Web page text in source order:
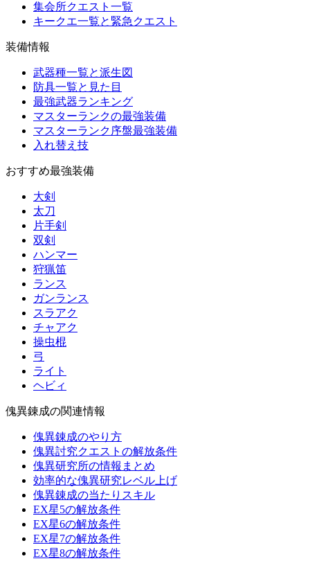
集会所クエスト一覧
キークエ一覧と緊急クエスト
装備情報
武器種一覧と派生図
防具一覧と見た目
最強武器ランキング
マスターランクの最強装備
マスターランク序盤最強装備
入れ替え技
おすすめ最強装備
大剣
太刀
片手剣
双剣
ハンマー
狩猟笛
ランス
ガンランス
スラアク
チャアク
操虫棍
弓
ライト
ヘビィ
傀異錬成の関連情報
傀異錬成のやり方
傀異討究クエストの解放条件
傀異研究所の情報まとめ
効率的な傀異研究レベル上げ
傀異錬成の当たりスキル
EX星5の解放条件
EX星6の解放条件
EX星7の解放条件
EX星8の解放条件